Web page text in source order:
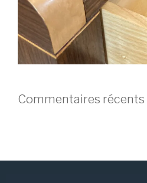
Commentaires récents